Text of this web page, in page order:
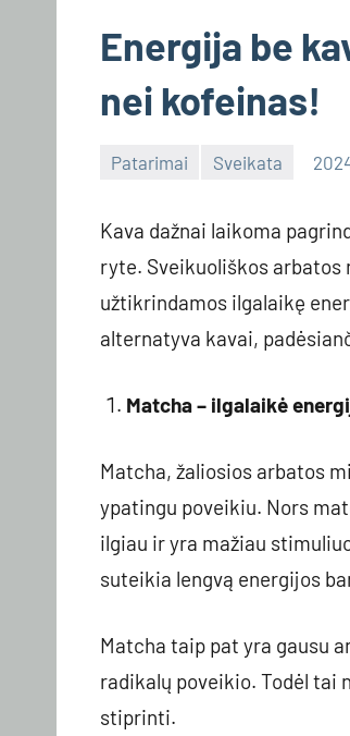
Energija be
nei kofeinas!
Patarimai Sveikata
Kava dažnai laikoma
ryte. Sveikuoliškos arbatos
užtikrindamos ilgalaikę
alternatyva kavai,
Matcha – ilgalaikė
Matcha, žaliosios arbatos
ypatingu poveikiu. Nors
ilgiau ir yra mažiau
suteikia lengvą energijos
Matcha taip pat yra gausu
radikalų poveikio. Todėl tai
stiprinti.